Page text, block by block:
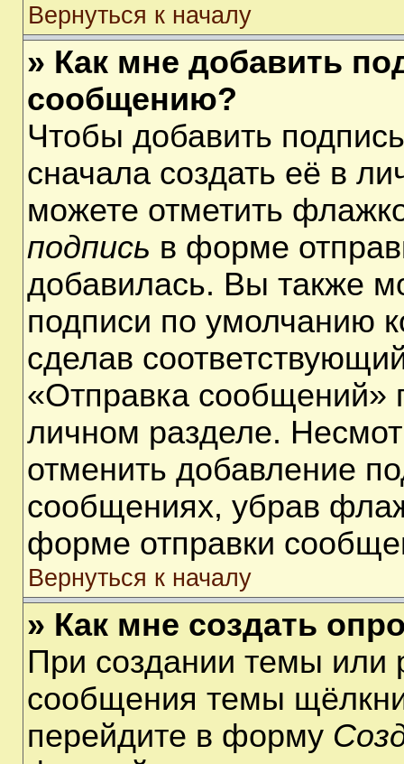
Вернуться к началу
» Как мне добавить
сообщению?
Чтобы добавить
сначала создать её в
можете отметить
подпись в форме
добавилась. Вы также
подписи по умолчанию
сделав
«Отправка сообщений»
личном разделе.
отменить добавление
сообщениях, убрав
форме отправки
Вернуться к началу
» Как мне создать
При создании темы или
сообщения темы
перейдите в форму